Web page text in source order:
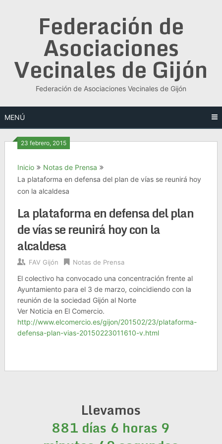
Federación de
Asociaciones
Vecinales de Gijón
Federación de Asociaciones Vecinales de Gijón
MENÚ
23 febrero, 2015
Inicio
Notas de Prensa
La plataforma en defensa del plan de vías se reunirá hoy
con la alcaldesa
La plataforma en defensa del plan
de vías se reunirá hoy con la
alcaldesa
FAV Gijón Notas de Prensa
El colectivo ha convocado una concentración frente al
Ayuntamiento para el 3 de marzo, coincidiendo con la
reunión de la sociedad Gijón al Norte
Ver Noticia en El Comercio.
http://www.elcomercio.es/gijon/201502/23/plataforma-
defensa-plan-vias-20150223011610-v.html
Llevamos
881 días 6 horas 9